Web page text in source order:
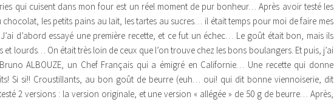
qui cuisent dans mon four est un réel moment de pur bonheur… Après avoir testé les
chocolat, les petits pains au lait, les tartes au sucres… il était temps pour moi de faire mes
d’abord essayé une première recette, et ce fut un échec… Le goût était bon, mais ils
lourds… On était très loin de ceux que l’on trouve chez les bons boulangers. Et puis, j’ai
ALBOUZE, un Chef Français qui a émigré en Californie… Une recette qui donne
Si si!! Croustillants, au bon goût de beurre (euh… oui! qui dit bonne viennoiserie, dit
2 versions : la version originale, et une version « allégée » de 50 g de beurre… Après,